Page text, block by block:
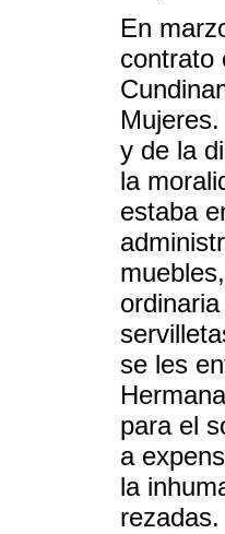
En
contrato
y de la
la
estaba
se les
para el
a
la
rezadas.